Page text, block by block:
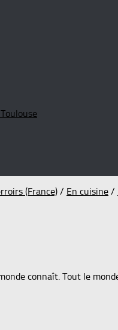
(France) / En cuisine /
connaît. Tout le